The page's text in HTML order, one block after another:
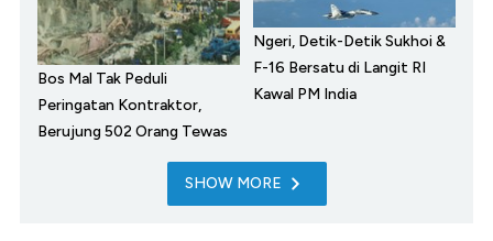
Bos Mal Tak Peduli
Peringatan Kontraktor,
Berujung 502 Orang Tewas
Ngeri, Detik-Detik Sukhoi &
F-16 Bersatu di Langit RI
Kawal PM India
SHOW MORE